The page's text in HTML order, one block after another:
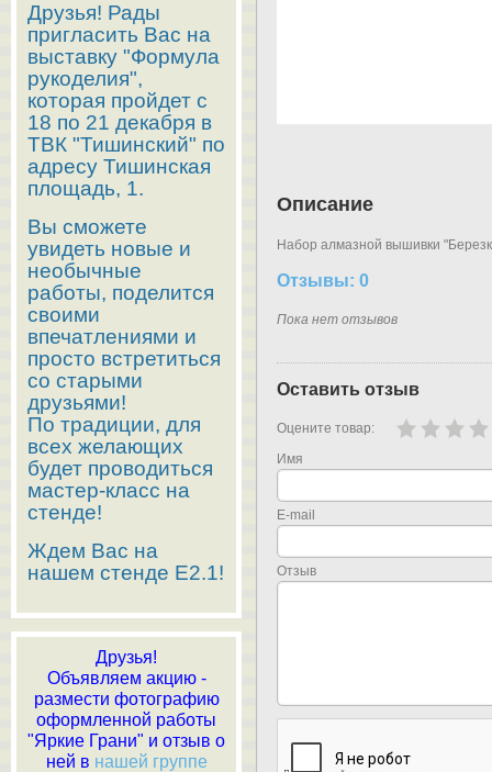
Описание
Набор алмазной вышивки
Отзывы: 0
Пока нет отзывов
Оставить отзыв
Оцените товар:
Имя
E-mail
Отзыв
Друзья! Рады
пригласить Вас на
выставку "Формула
рукоделия",
которая пройдет с
18 по 21 декабря в
ТВК "Тишинский" по
адресу Тишинская
площадь, 1.
Вы сможете
увидеть новые и
необычные
работы, поделится
своими
впечатлениями и
просто встретиться
со старыми
друзьями!
По традиции, для
всех желающих
будет проводиться
мастер-класс на
стенде!
Ждем Вас на
нашем стенде E2.1!
Друзья!
Объявляем акцию -
размести фотографию
оформленной работы
"Яркие Грани" и отзыв о
ней в нашей группе